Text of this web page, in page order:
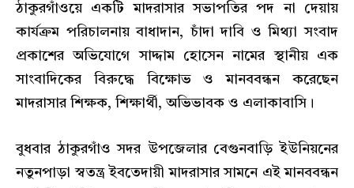
ঠাকুরগাঁওয়ে একটি মাদরাসার সভাপতির পদ না দেয়ায়
কার্যক্রম পরিচালনায় বাধাদান, চাঁদা দাবি ও মিথ্যা সংবাদ
প্রকাশের অভিযোগে সাদ্দাম হোসেন নামের স্থানীয় এক
সাংবাদিকের বিরুদ্ধে বিক্ষোভ ও মানববন্ধন করেছেন
মাদরাসার শিক্ষক, শিক্ষার্থী, অভিভাবক ও এলাকাবাসি।
বুধবার ঠাকুরগাঁও সদর উপজেলার বেগুনবাড়ি ইউনিয়নের
নতুনপাড়া স্বতন্ত্র ইবতেদায়ী মাদরাসার সামনে এই মানববন্ধন